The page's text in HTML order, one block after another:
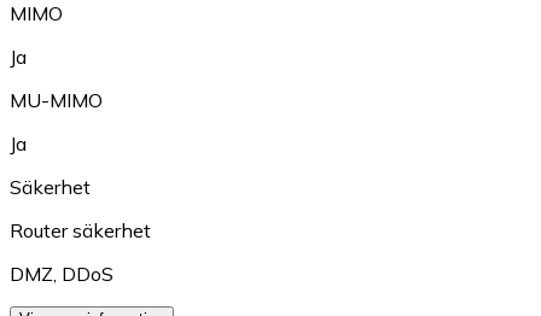
MIMO
Ja
MU-MIMO
Ja
Säkerhet
Router säkerhet
DMZ, DDoS